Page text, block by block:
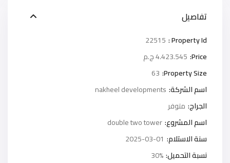
تفاصيل
Property Id :
22515
Price: 4.423.545 ج.م
Property Size:
63
اسم الشركة: nakheel developments
الجراج: متوفر
اسم المشروع:double two tower
سنة الاستلام: 2025-03-01
نسبة التحميل:30%